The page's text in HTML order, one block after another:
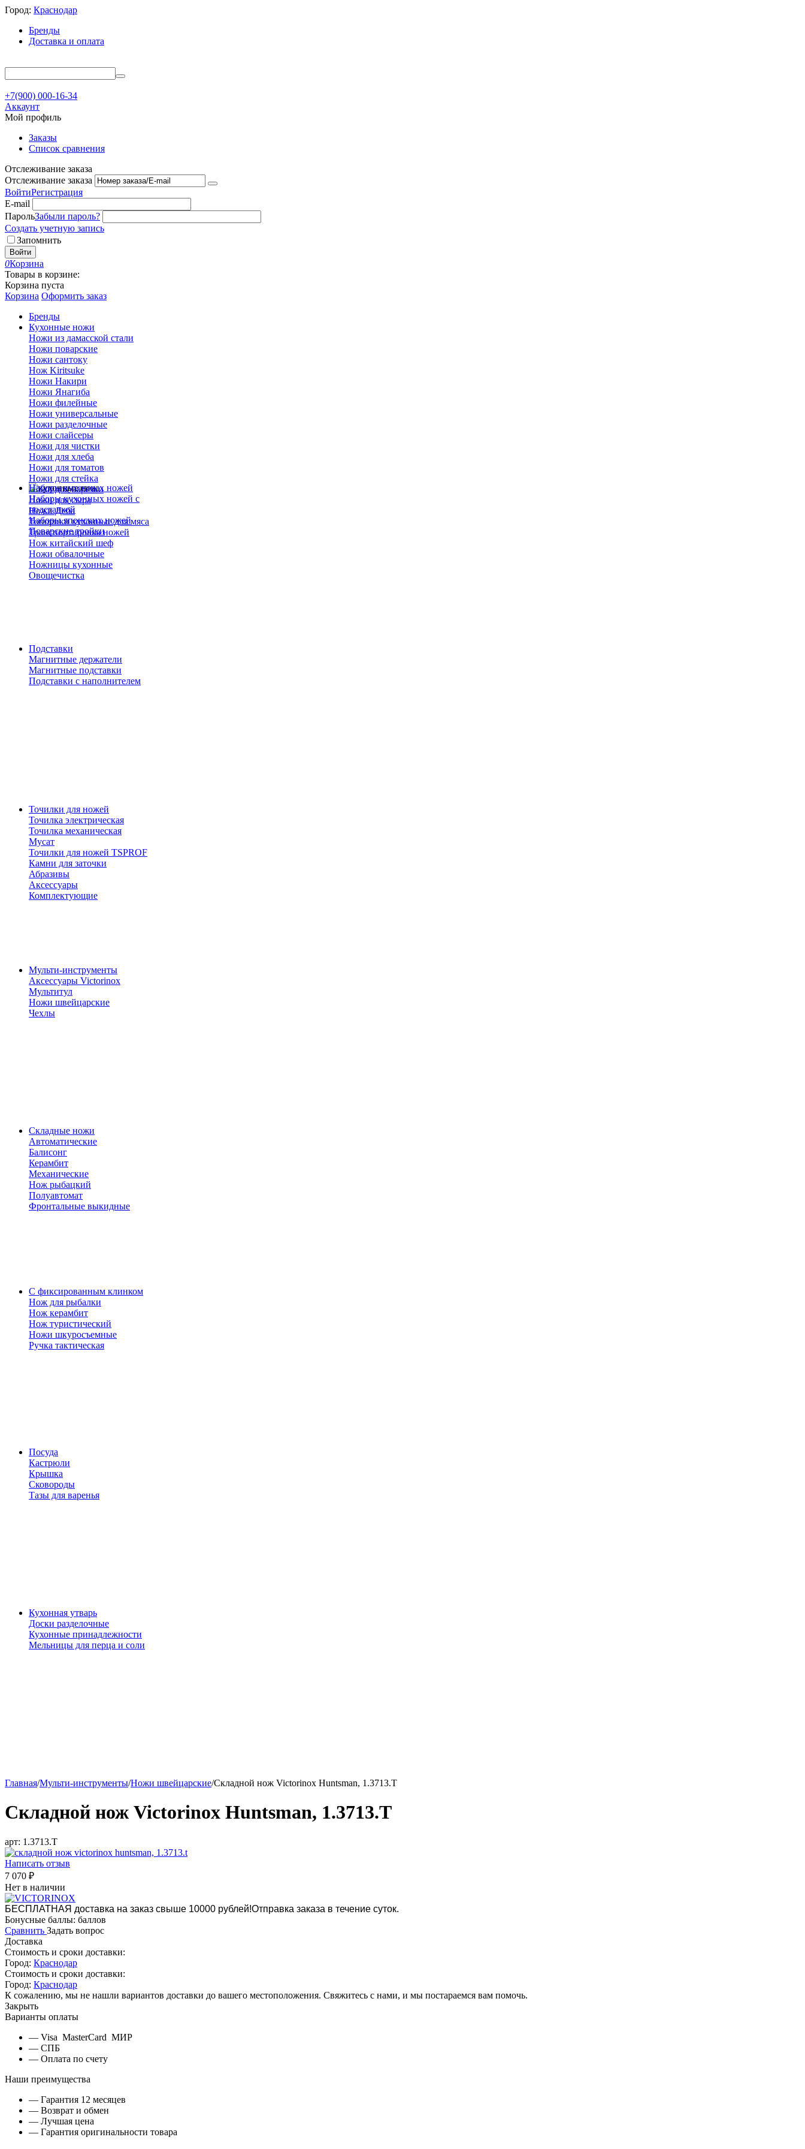
Город: Краснодар
Бренды
Доставка и оплата
+7(900) 000-16-34
Аккаунт
Мой профиль
Заказы
Список сравнения
Отслеживание заказа
Отслеживание заказа
ВойтиРегистрация
E-mail
ПарольЗабыли пароль?
Создать учетную запись
Запомнить
Войти
0Корзина
Товары в корзине:
Корзина пуста
Корзина Оформить заказ
Бренды
Кухонные ножи
Ножи из дамасской стали
Ножи поварские
Ножи сантоку
Нож Kiritsuke
Ножи Накири
Ножи Янагиба
Ножи филейные
Ножи универсальные
Ножи разделочные
Ножи слайсеры
Ножи для чистки
Ножи для хлеба
Ножи для томатов
Ножи для стейка
Ножи для нарезки
Ножи для сыра
Ножи Деба
Топорики кухонные для мяса
Транспортировка ножей
Нож китайский шеф
Ножи обвалочные
Ножницы кухонные
Овощечистка
Наборы кухонных ножей
Наборы кухонных ножей с
подставкой
Наборы японских ножей
Поварские тройки
Подставки
Магнитные держатели
Магнитные подставки
Подставки с наполнителем
Точилки для ножей
Точилка электрическая
Точилка механическая
Мусат
Точилки для ножей TSPROF
Камни для заточки
Абразивы
Аксессуары
Комплектующие
Мульти-инструменты
Аксессуары Victorinox
Мультитул
Ножи швейцарские
Чехлы
Складные ножи
Автоматические
Балисонг
Керамбит
Механические
Нож рыбацкий
Полуавтомат
Фронтальные выкидные
С фиксированным клинком
Нож для рыбалки
Нож керамбит
Нож туристический
Ножи шкуросъемные
Ручка тактическая
Посуда
Кастрюли
Крышка
Сковороды
Тазы для варенья
Кухонная утварь
Доски разделочные
Кухонные принадлежности
Мельницы для перца и соли
Главная/Мульти-инструменты/Ножи швейцарские/Складной нож Victorinox Huntsman, 1.3713.T
Складной нож Victorinox Huntsman, 1.3713.T
арт: 1.3713.T
Написать отзыв
7 070 ₽
Нет в наличии
БЕСПЛАТНАЯ доставка на заказ свыше 10000 рублей!Отправка заказа в течение суток.
Бонусные баллы: баллов
Сравнить Задать вопрос
Доставка
Стоимость и сроки доставки:
Город: Краснодар
Стоимость и сроки доставки:
Город: Краснодар
К сожалению, мы не нашли вариантов доставки до вашего местоположения. Свяжитесь с нами, и мы постараемся вам помочь.
Закрыть
Варианты оплаты
— Visa MasterCard МИР
— СПБ
— Оплата по счету
Наши преимущества
— Гарантия 12 месяцев
— Возврат и обмен
— Лучшая цена
— Гарантия оригинальности товара